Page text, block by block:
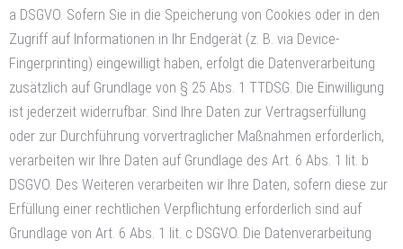
a DSGVO. Sofern Sie in die Speicherung von Cookies oder in den
Zugriff auf Informationen in Ihr Endgerät (z. B. via Device-
Fingerprinting) eingewilligt haben, erfolgt die Datenverarbeitung
zusätzlich auf Grundlage von § 25 Abs. 1 TTDSG. Die Einwilligung
ist jederzeit widerrufbar. Sind Ihre Daten zur Vertragserfüllung
oder zur Durchführung vorvertraglicher Maßnahmen erforderlich,
verarbeiten wir Ihre Daten auf Grundlage des Art. 6 Abs. 1 lit. b
DSGVO. Des Weiteren verarbeiten wir Ihre Daten, sofern diese zur
Erfüllung einer rechtlichen Verpflichtung erforderlich sind auf
Grundlage von Art. 6 Abs. 1 lit. c DSGVO. Die Datenverarbeitung